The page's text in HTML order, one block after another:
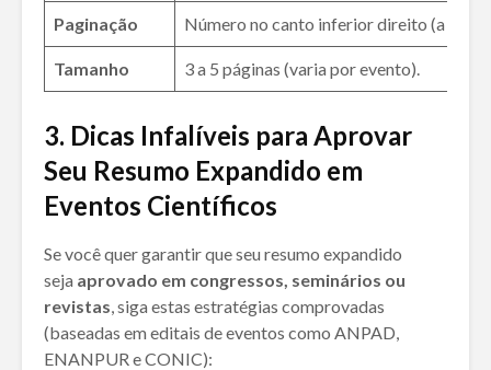
Paginação Número no canto inferior direito (a
Tamanho 3 a 5 páginas (varia por evento).
3. Dicas Infalíveis para Aprovar
Seu Resumo Expandido em
Eventos Científicos
Se você quer garantir que seu resumo expandido
seja aprovado em congressos, seminários ou
revistas, siga estas estratégias comprovadas
(baseadas em editais de eventos como ANPAD,
ENANPUR e CONIC):